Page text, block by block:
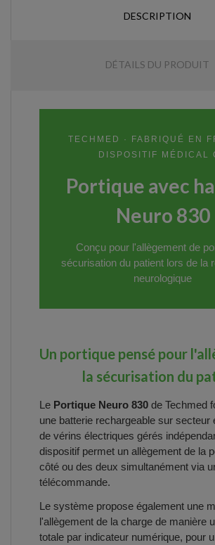
DESCRIPTION
DÉTAILS DU PRODUIT
TECHMED · FABRIQUÉ EN
DISPOSITIF MÉDICAL
Portique avec
Neuro 830
Conçu pour l'allègement de
sécurisation du patient lors de la
neurologique
Un portique pensé pour
la sécurisation du
Le Portique Neuro 830 de Techmed
une batterie rechargeable sur secteur
de vérins électriques gérés
dispositif permet un allègement de la
côté ou des deux simultanément via
télécommande.
Le système propose également une
l'allègement de la charge de manière
totale par indicateur numérique, pour